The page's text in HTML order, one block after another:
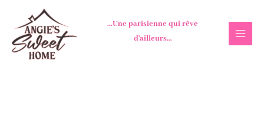
contenu
...Une parisienne qui rêve
d'ailleurs...